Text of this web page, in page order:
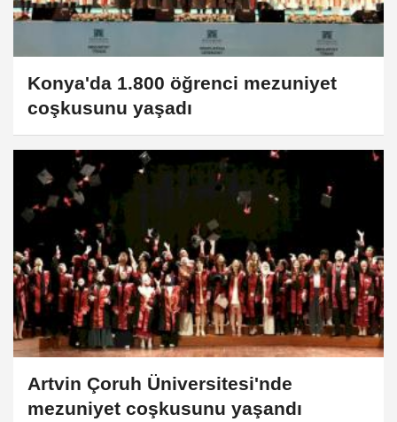
Konya'da 1.800 öğrenci mezuniyet
coşkusunu yaşadı
Artvin Çoruh Üniversitesi'nde
mezuniyet coşkusunu yaşandı